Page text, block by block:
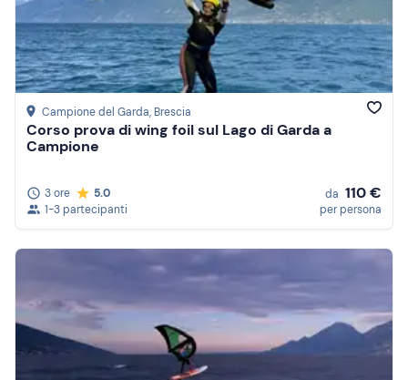
Campione del Garda, Brescia
Corso prova di wing foil sul Lago di Garda a
Campione
3 ore
5.0
1-3 partecipanti
da 110 €
per persona